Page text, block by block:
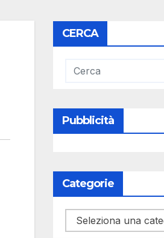
CERCA
Pubblicità
Categorie
Categorie